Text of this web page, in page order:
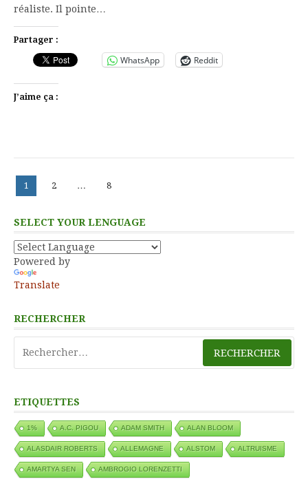
réaliste. Il pointe…
Partager :
WhatsApp Reddit
J’aime ça :
Pagination
des
publications
Page
1 Page
2 … Page
8
SELECT YOUR LENGUAGE
Powered by
Translate
RECHERCHER
ETIQUETTES
1% A.C. PIGOU ADAM SMITH ALAN BLOOM
ALASDAIR ROBERTS ALLEMAGNE ALSTOM ALTRUISME
AMARTYA SEN AMBROGIO LORENZETTI